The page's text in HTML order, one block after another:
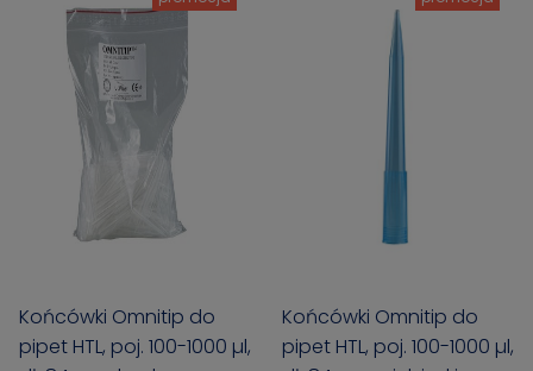
Końcówki Omnitip do
pipet HTL, poj. 100-1000 µl,
Końcówki Omnitip do
pipet HTL, poj. 100-1000 µl,